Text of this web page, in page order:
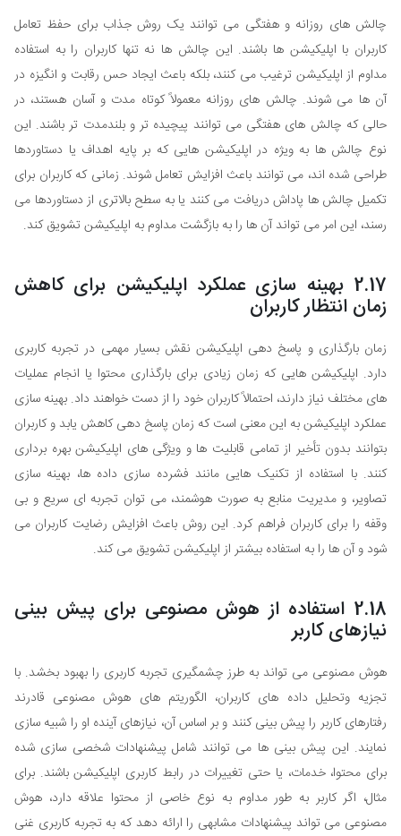
چالش های روزانه و هفتگی می توانند یک روش جذاب برای حفظ تعامل
کاربران با اپلیکیشن ها باشند. این چالش ها نه تنها کاربران را به استفاده
مداوم از اپلیکیشن ترغیب می کنند، بلکه باعث ایجاد حس رقابت و انگیزه در
آن ها می شوند. چالش های روزانه معمولاً کوتاه مدت و آسان هستند، در
حالی که چالش های هفتگی می توانند پیچیده تر و بلندمدت تر باشند. این
نوع چالش ها به ویژه در اپلیکیشن هایی که بر پایه اهداف یا دستاوردها
طراحی شده اند، می توانند باعث افزایش تعامل شوند. زمانی که کاربران برای
تکمیل چالش ها پاداش دریافت می کنند یا به سطح بالاتری از دستاوردها می
رسند، این امر می تواند آن ها را به بازگشت مداوم به اپلیکیشن تشویق کند.
2.17 بهینه سازی عملکرد اپلیکیشن برای کاهش
زمان انتظار کاربران
زمان بارگذاری و پاسخ دهی اپلیکیشن نقش بسیار مهمی در تجربه کاربری
دارد. اپلیکیشن هایی که زمان زیادی برای بارگذاری محتوا یا انجام عملیات
های مختلف نیاز دارند، احتمالاً کاربران خود را از دست خواهند داد. بهینه سازی
عملکرد اپلیکیشن به این معنی است که زمان پاسخ دهی کاهش یابد و کاربران
بتوانند بدون تأخیر از تمامی قابلیت ها و ویژگی های اپلیکیشن بهره برداری
کنند. با استفاده از تکنیک هایی مانند فشرده سازی داده ها، بهینه سازی
تصاویر، و مدیریت منابع به صورت هوشمند، می توان تجربه ای سریع و بی
وقفه را برای کاربران فراهم کرد. این روش باعث افزایش رضایت کاربران می
شود و آن ها را به استفاده بیشتر از اپلیکیشن تشویق می کند.
2.18 استفاده از هوش مصنوعی برای پیش بینی
نیازهای کاربر
هوش مصنوعی می تواند به طرز چشمگیری تجربه کاربری را بهبود بخشد. با
تجزیه وتحلیل داده های کاربران، الگوریتم های هوش مصنوعی قادرند
رفتارهای کاربر را پیش بینی کنند و بر اساس آن، نیازهای آینده او را شبیه سازی
نمایند. این پیش بینی ها می توانند شامل پیشنهادات شخصی سازی شده
برای محتوا، خدمات، یا حتی تغییرات در رابط کاربری اپلیکیشن باشند. برای
مثال، اگر کاربر به طور مداوم به نوع خاصی از محتوا علاقه دارد، هوش
مصنوعی می تواند پیشنهادات مشابهی را ارائه دهد که به تجربه کاربری غنی